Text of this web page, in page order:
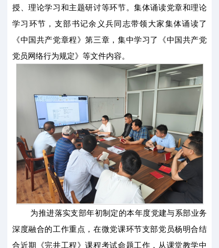
授、理论学习和主题研讨等环节。集体诵读党章和理论
学习环节，支部书记余义兵同志带领大家集体诵读了
《中国共产党章程》第三章，集中学习了《中国共产党
党员网络行为规定》等文件内容。
为推进落实支部年初制定的本年度党建与系部业务
深度融合的工作重点，在微党课环节支部党员杨明合结
合近期《完井工程》课程考试命题工作，从课堂教学中